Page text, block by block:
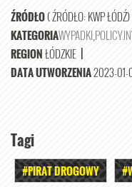
ŹRÓDŁO( ŹRÓDŁO: KWP ŁÓDŹ)
KATEGORIAWYPADKI
REGIONŁÓDZKIE |
DATA UTWORZENIA2023-01-
Tagi
#PIRAT DROGOWY